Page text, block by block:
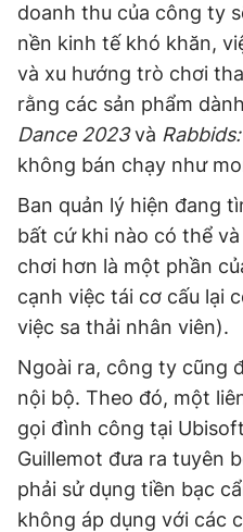
doanh thu của công ty
nền kinh tế khó khăn,
và xu hướng trò chơi
rằng các sản phẩm
Dance 2023và
không bán chạy như
Ban quản lý hiện đang
bất cứ khi nào có thể
chơi hơn là một phần
cạnh việc tái cơ cấu lại
việc sa thải nhân viên).
Ngoài ra, công ty cũng
nội bộ. Theo đó, một
gọi đình công tại
Guillemot đưa ra tuyên
phải sử dụng tiền bạc
không áp dụng với các